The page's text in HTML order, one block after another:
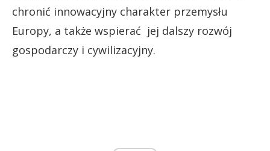
chronić innowacyjny charakter przemysłu
Europy, a także wspierać jej dalszy rozwój
gospodarczy i cywilizacyjny.